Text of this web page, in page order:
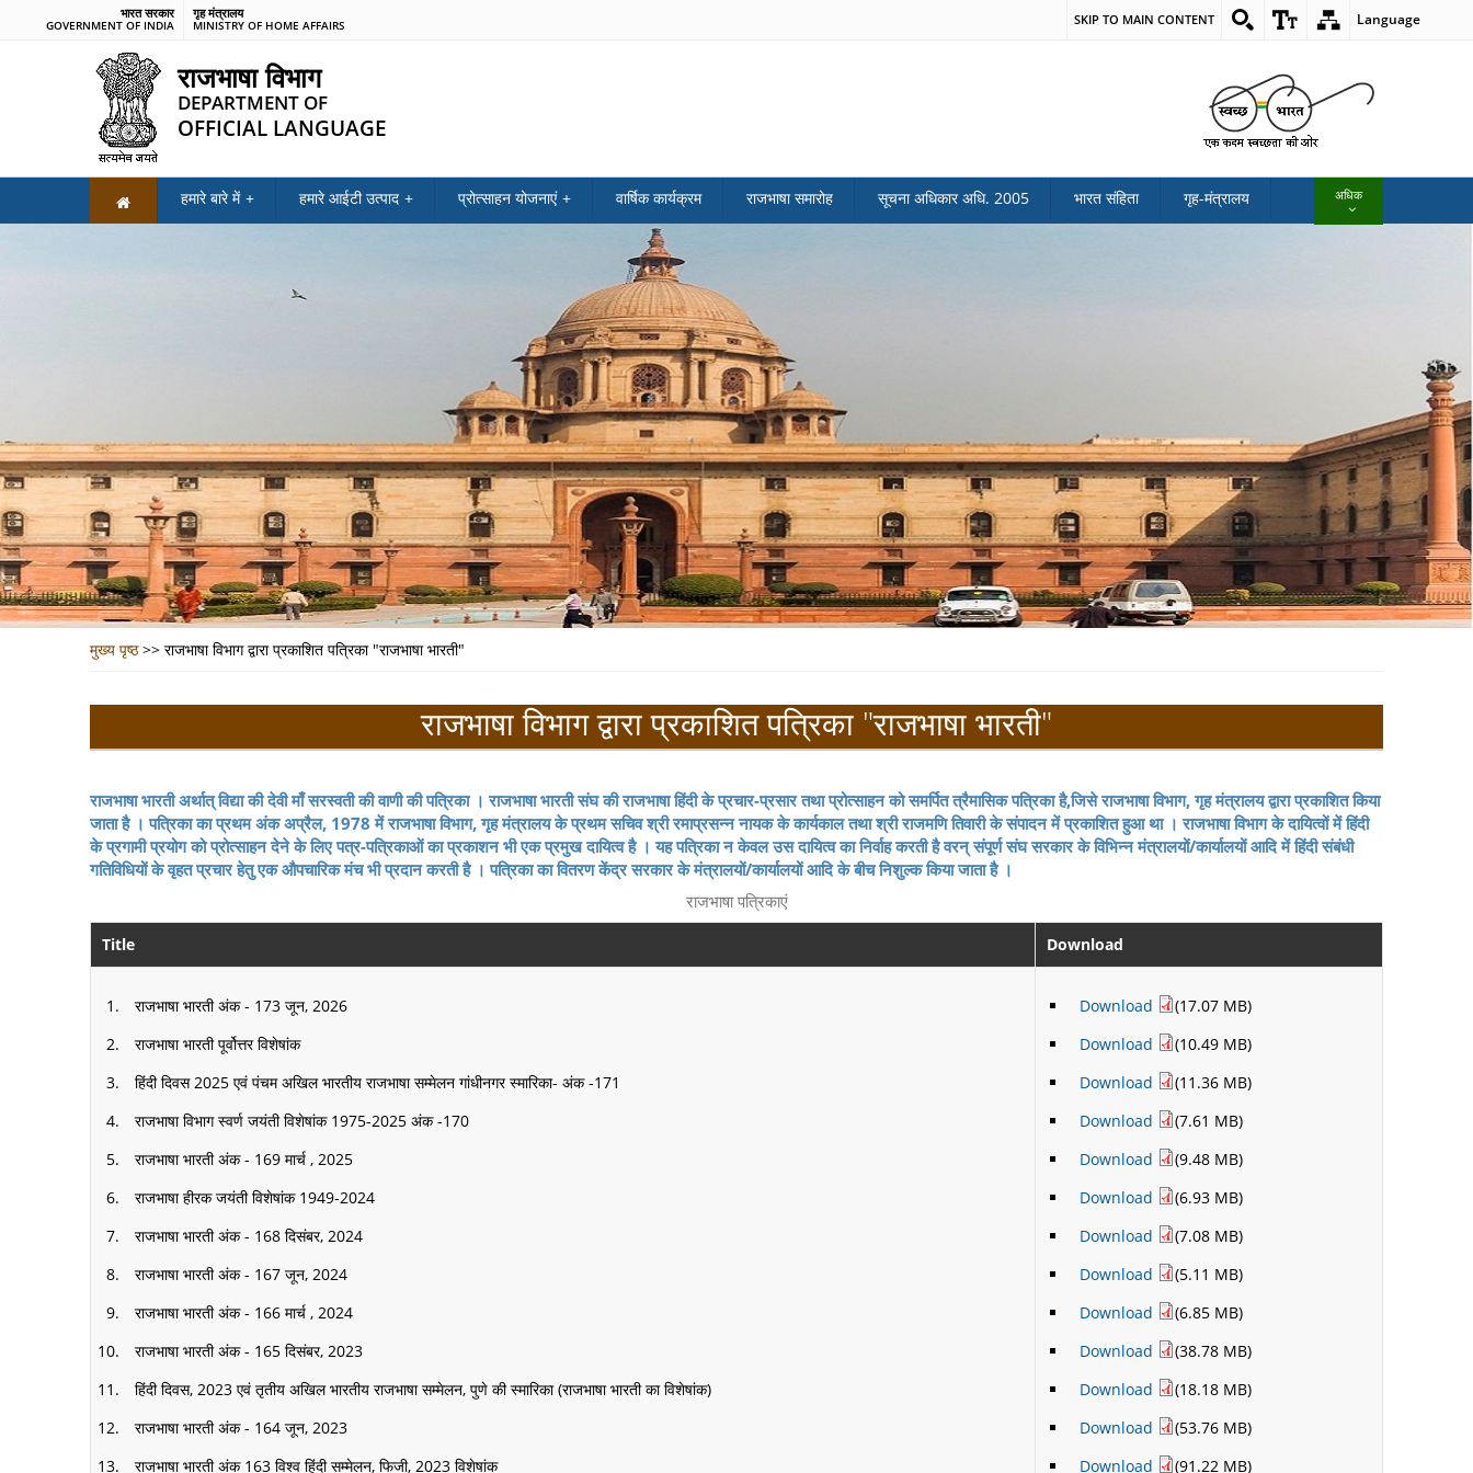
भारत सरकार
GOVERNMENT OF INDIA
गृह मंत्रालय
MINISTRY OF HOME AFFAIRS SKIP TO MAIN CONTENT Language
राजभाषा विभाग
DEPARTMENT OF
OFFICIAL LANGUAGE
हमारे बारे में हमारे आईटी उत्पाद प्रोत्साहन योजनाएं वार्षिक कार्यक्रम राजभाषा समारोह सूचना अधिकार अधि. 2005 भारत संहिता गृह-मंत्रालय अधिक
मुख्य पृष्ठ >> राजभाषा विभाग द्वारा प्रकाशित पत्रिका "राजभाषा भारती"
राजभाषा विभाग द्वारा प्रकाशित पत्रिका "राजभाषा भारती"
राजभाषा भारती अर्थात्‌ विद्या की देवी माँ सरस्वती की वाणी की पत्रिका । राजभाषा भारती संघ की राजभाषा हिंदी के प्रचार-प्रसार तथा प्रोत्साहन को समर्पित त्रैमासिक पत्रिका है,जिसे राजभाषा विभाग, गृह मंत्रालय द्वारा प्रकाशित किया
जाता है । पत्रिका का प्रथम अंक अप्रैल, 1978 में राजभाषा विभाग, गृह मंत्रालय के प्रथम सचिव श्री रमाप्रसन्न नायक के कार्यकाल तथा श्री राजमणि तिवारी के संपादन में प्रकाशित हुआ था । राजभाषा विभाग के दायित्वों में हिंदी
के प्रगामी प्रयोग को प्रोत्साहन देने के लिए पत्र-पत्रिकाओं का प्रकाशन भी एक प्रमुख दायित्व है । यह पत्रिका न केवल उस दायित्व का निर्वाह करती है वरन्‌ संपूर्ण संघ सरकार के विभिन्न मंत्रालयों/कार्यालयों आदि में हिंदी संबंधी
गतिविधियों के वृहत प्रचार हेतु एक औपचारिक मंच भी प्रदान करती है । पत्रिका का वितरण केंद्र सरकार के मंत्रालयों/कार्यालयों आदि के बीच निशुल्क किया जाता है ।
राजभाषा पत्रिकाएं
Title Download
राजभाषा भारती अंक - 173 जून, 2026
राजभाषा भारती पूर्वोत्तर विशेषांक
हिंदी दिवस 2025 एवं पंचम अखिल भारतीय राजभाषा सम्मेलन गांधीनगर स्मारिका- अंक -171
राजभाषा विभाग स्वर्ण जयंती विशेषांक 1975-2025 अंक -170
राजभाषा भारती अंक - 169 मार्च , 2025
राजभाषा हीरक जयंती विशेषांक 1949-2024
राजभाषा भारती अंक - 168 दिसंबर, 2024
राजभाषा भारती अंक - 167 जून, 2024
राजभाषा भारती अंक - 166 मार्च , 2024
राजभाषा भारती अंक - 165 दिसंबर, 2023
हिंदी दिवस, 2023 एवं तृतीय अखिल भारतीय राजभाषा सम्मेलन, पुणे की स्मारिका (राजभाषा भारती का विशेषांक)
राजभाषा भारती अंक - 164 जून, 2023
राजभाषा भारती अंक 163 विश्व हिंदी सम्मेलन, फिजी, 2023 विशेषांक
Download
(17.07 MB)
Download
(10.49 MB)
Download
(11.36 MB)
Download
(7.61 MB)
Download
(9.48 MB)
Download
(6.93 MB)
Download
(7.08 MB)
Download
(5.11 MB)
Download
(6.85 MB)
Download
(38.78 MB)
Download
(18.18 MB)
Download
(53.76 MB)
Download
(91.22 MB)